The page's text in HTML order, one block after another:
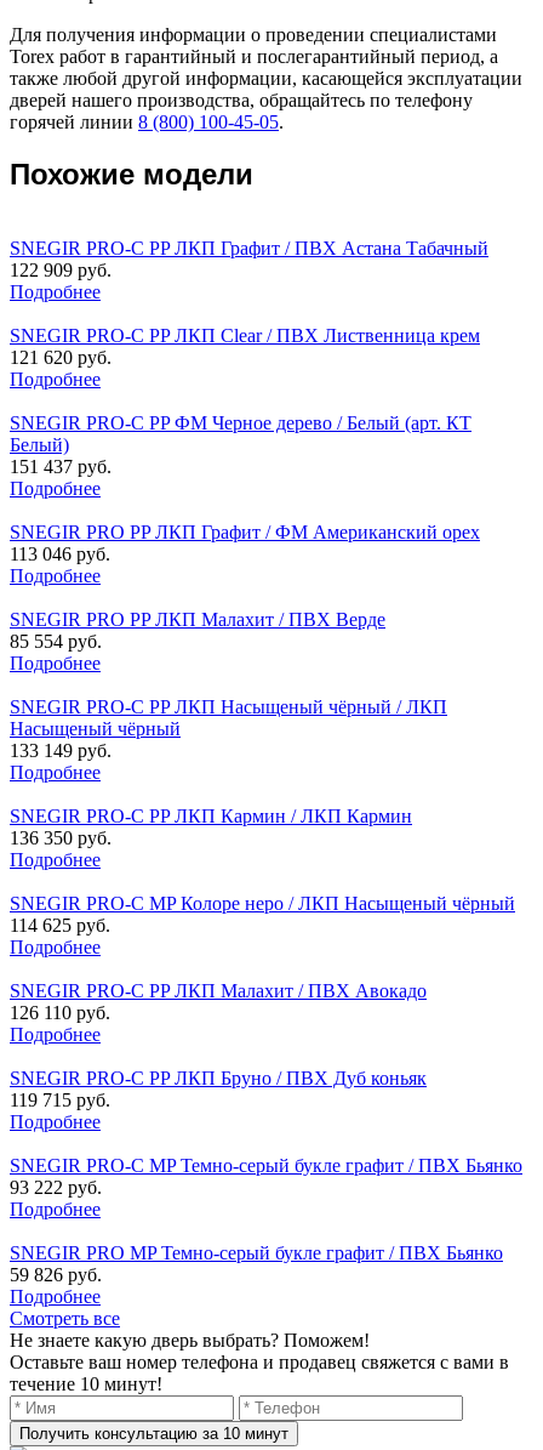
Для получения информации о проведении специалистами
Torex работ в гарантийный и послегарантийный период, а
также любой другой информации, касающейся эксплуатации
дверей нашего производства, обращайтесь по телефону
горячей линии 8 (800) 100-45-05.
Похожие модели
SNEGIR PRO-C PP ЛКП Графит / ПВХ Астана Табачный
122 909 руб.
Подробнее
SNEGIR PRO-C PP ЛКП Clear / ПВХ Лиственница крем
121 620 руб.
Подробнее
SNEGIR PRO-C PP ФМ Черное дерево / Белый (арт. КТ
Белый)
151 437 руб.
Подробнее
SNEGIR PRO PP ЛКП Графит / ФМ Американский орех
113 046 руб.
Подробнее
SNEGIR PRO PP ЛКП Малахит / ПВХ Верде
85 554 руб.
Подробнее
SNEGIR PRO-C PP ЛКП Насыщеный чёрный / ЛКП
Насыщеный чёрный
133 149 руб.
Подробнее
SNEGIR PRO-C PP ЛКП Кармин / ЛКП Кармин
136 350 руб.
Подробнее
SNEGIR PRO-C MP Колоре неро / ЛКП Насыщеный чёрный
114 625 руб.
Подробнее
SNEGIR PRO-C PP ЛКП Малахит / ПВХ Авокадо
126 110 руб.
Подробнее
SNEGIR PRO-C PP ЛКП Бруно / ПВХ Дуб коньяк
119 715 руб.
Подробнее
SNEGIR PRO-C MP Темно-серый букле графит / ПВХ Бьянко
93 222 руб.
Подробнее
SNEGIR PRO MP Темно-серый букле графит / ПВХ Бьянко
59 826 руб.
Подробнее
Смотреть все
Не знаете какую дверь выбрать? Поможем!
Оставьте ваш номер телефона и продавец свяжется с вами в
течение 10 минут!
Получить консультацию за 10 минут